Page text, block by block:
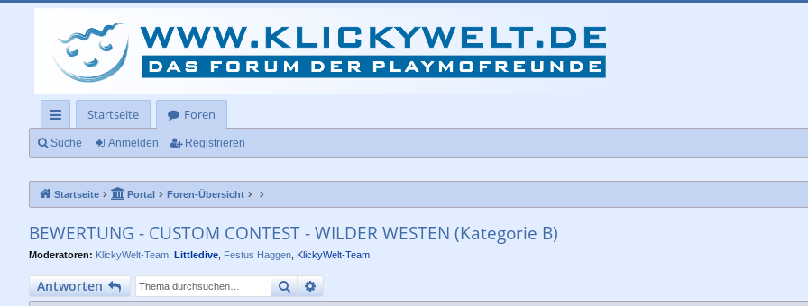
ch
llz
ug
rif
f
Startseite
Foren
Suche Anmelden Registrieren
Startseite Portal Foren-Übersicht
BEWERTUNG - CUSTOM CONTEST - WILDER WESTEN (Kategorie B)
Moderatoren: KlickyWelt-Team Littledive Festus Haggen KlickyWelt-Team
Antworten SucheErweiterte Suche